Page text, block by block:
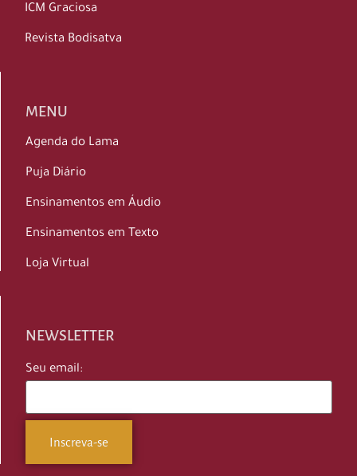
ICM Graciosa
Revista Bodisatva
MENU
Agenda do Lama
Puja Diário
Ensinamentos em Áudio
Ensinamentos em Texto
Loja Virtual
NEWSLETTER
Seu email: